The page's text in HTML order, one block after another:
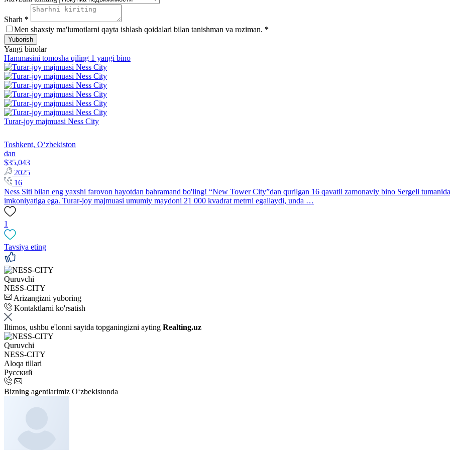
Sharh *
Men shaxsiy ma'lumotlarni qayta ishlash qoidalari bilan tanishman va roziman. *
Yuborish
Yangi binolar
Hammasini tomosha qiling 1 yangi bino
Turar-joy majmuasi Ness City
Toshkent, Oʻzbekiston
dan
$35,043
2025
16
Ness Siti bilan eng yaxshi farovon hayotdan bahramand bo'ling! “New Tower City”dan qurilgan 16 qavatli zamonaviy bino Sergeli
imkoniyatiga ega. Turar-joy majmuasi umumiy maydoni 21 000 kvadrat metrni egallaydi, unda …
1
Tavsiya eting
Quruvchi
NESS-CITY
Arizangizni yuboring
Kontaktlarni ko'rsatish
Iltimos, ushbu e'lonni saytda topganingizni ayting Realting.uz
Quruvchi
NESS-CITY
Aloqa tillari
Русский
Bizning agentlarimiz O‘zbekistonda